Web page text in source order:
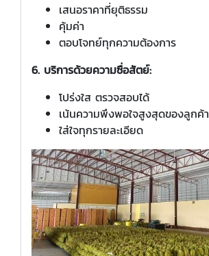
เสนอราคาที่ยุติธรรม
คุ้มค่า
ตอบโจทย์ทุกความต้องการ
6. บริการด้วยความซื่อสัตย์:
โปร่งใส ตรวจสอบได้
เน้นความพึงพอใจสูงสุดของลูกค้า
ใส่ใจทุกรายละเอียด